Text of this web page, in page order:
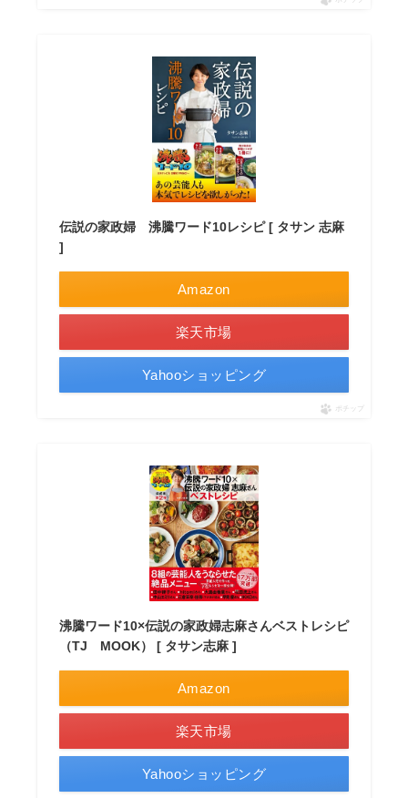
伝説の家政婦 沸騰ワード10レシピ [ タサン 志麻
]
Amazon
楽天市場
Yahooショッピング
ポチップ
沸騰ワード10×伝説の家政婦志麻さんベストレシピ
（TJ MOOK） [ タサン志麻 ]
Amazon
楽天市場
Yahooショッピング